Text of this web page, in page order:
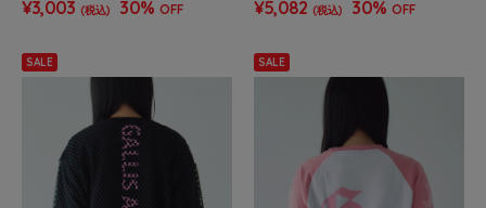
¥3,003 (税込) 30% OFF ¥5,082 (税込) 30% OFF
SALE SALE